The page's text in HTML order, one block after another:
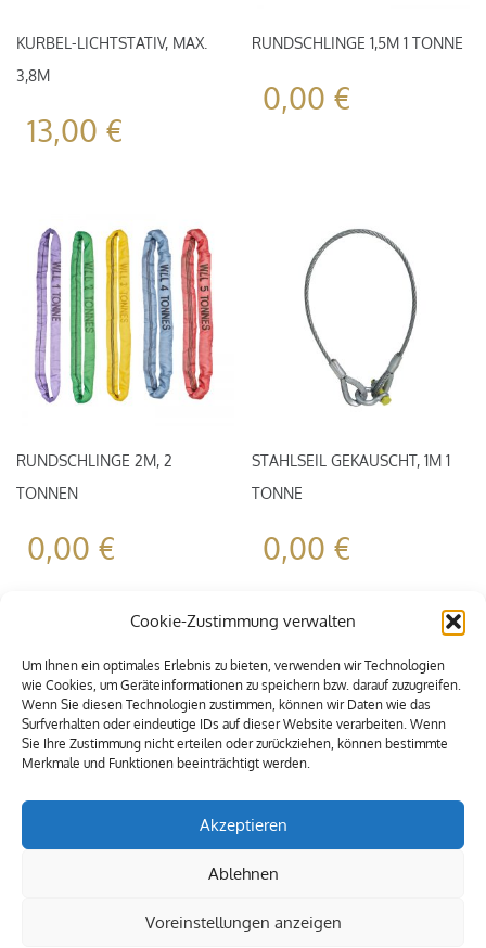
Cookie-Zustimmung verwalten
Um Ihnen ein optimales Erlebnis zu bieten, verwenden wir Technologien
wie Cookies, um Geräteinformationen zu speichern bzw. darauf zuzugreifen.
Wenn Sie diesen Technologien zustimmen, können wir Daten wie das
Surfverhalten oder eindeutige IDs auf dieser Website verarbeiten. Wenn
Sie Ihre Zustimmung nicht erteilen oder zurückziehen, können bestimmte
Merkmale und Funktionen beeinträchtigt werden.
Akzeptieren
Ablehnen
Voreinstellungen anzeigen
KURBEL-LICHTSTATIV, MAX.
3,8M
13,00 €
RUNDSCHLINGE 1,5M 1 TONNE
0,00 €
RUNDSCHLINGE 2M, 2
TONNEN
0,00 €
STAHLSEIL GEKAUSCHT, 1M 1
TONNE
0,00 €